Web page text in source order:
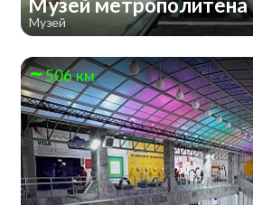
Музей метрополитена
Музей
506 км